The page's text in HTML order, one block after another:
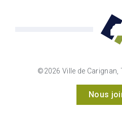
©2026 Ville de Carignan,
Nous